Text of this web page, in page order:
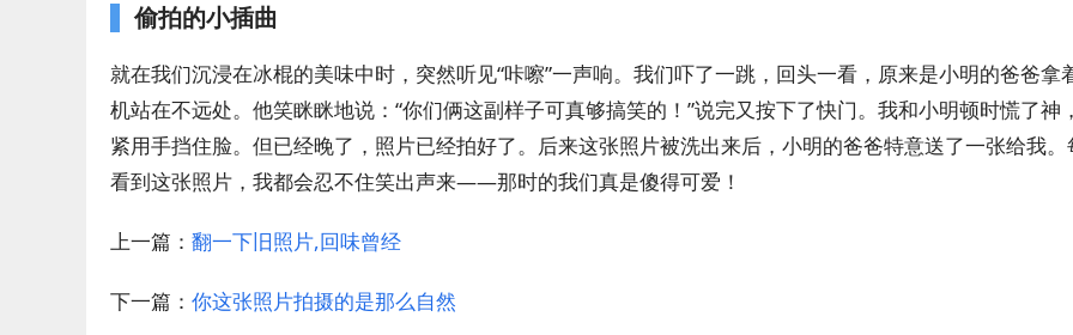
偷拍的小插曲
就在我们沉浸在冰棍的美味中时，突然听见“咔嚓”一声响。我们吓了一跳，回头一看，原来是小明的爸爸拿
机站在不远处。他笑眯眯地说：“你们俩这副样子可真够搞笑的！”说完又按下了快门。我和小明顿时慌了神
紧用手挡住脸。但已经晚了，照片已经拍好了。后来这张照片被洗出来后，小明的爸爸特意送了一张给我。
看到这张照片，我都会忍不住笑出声来——那时的我们真是傻得可爱！
上一篇： 翻一下旧照片,回味曾经
下一篇： 你这张照片拍摄的是那么自然